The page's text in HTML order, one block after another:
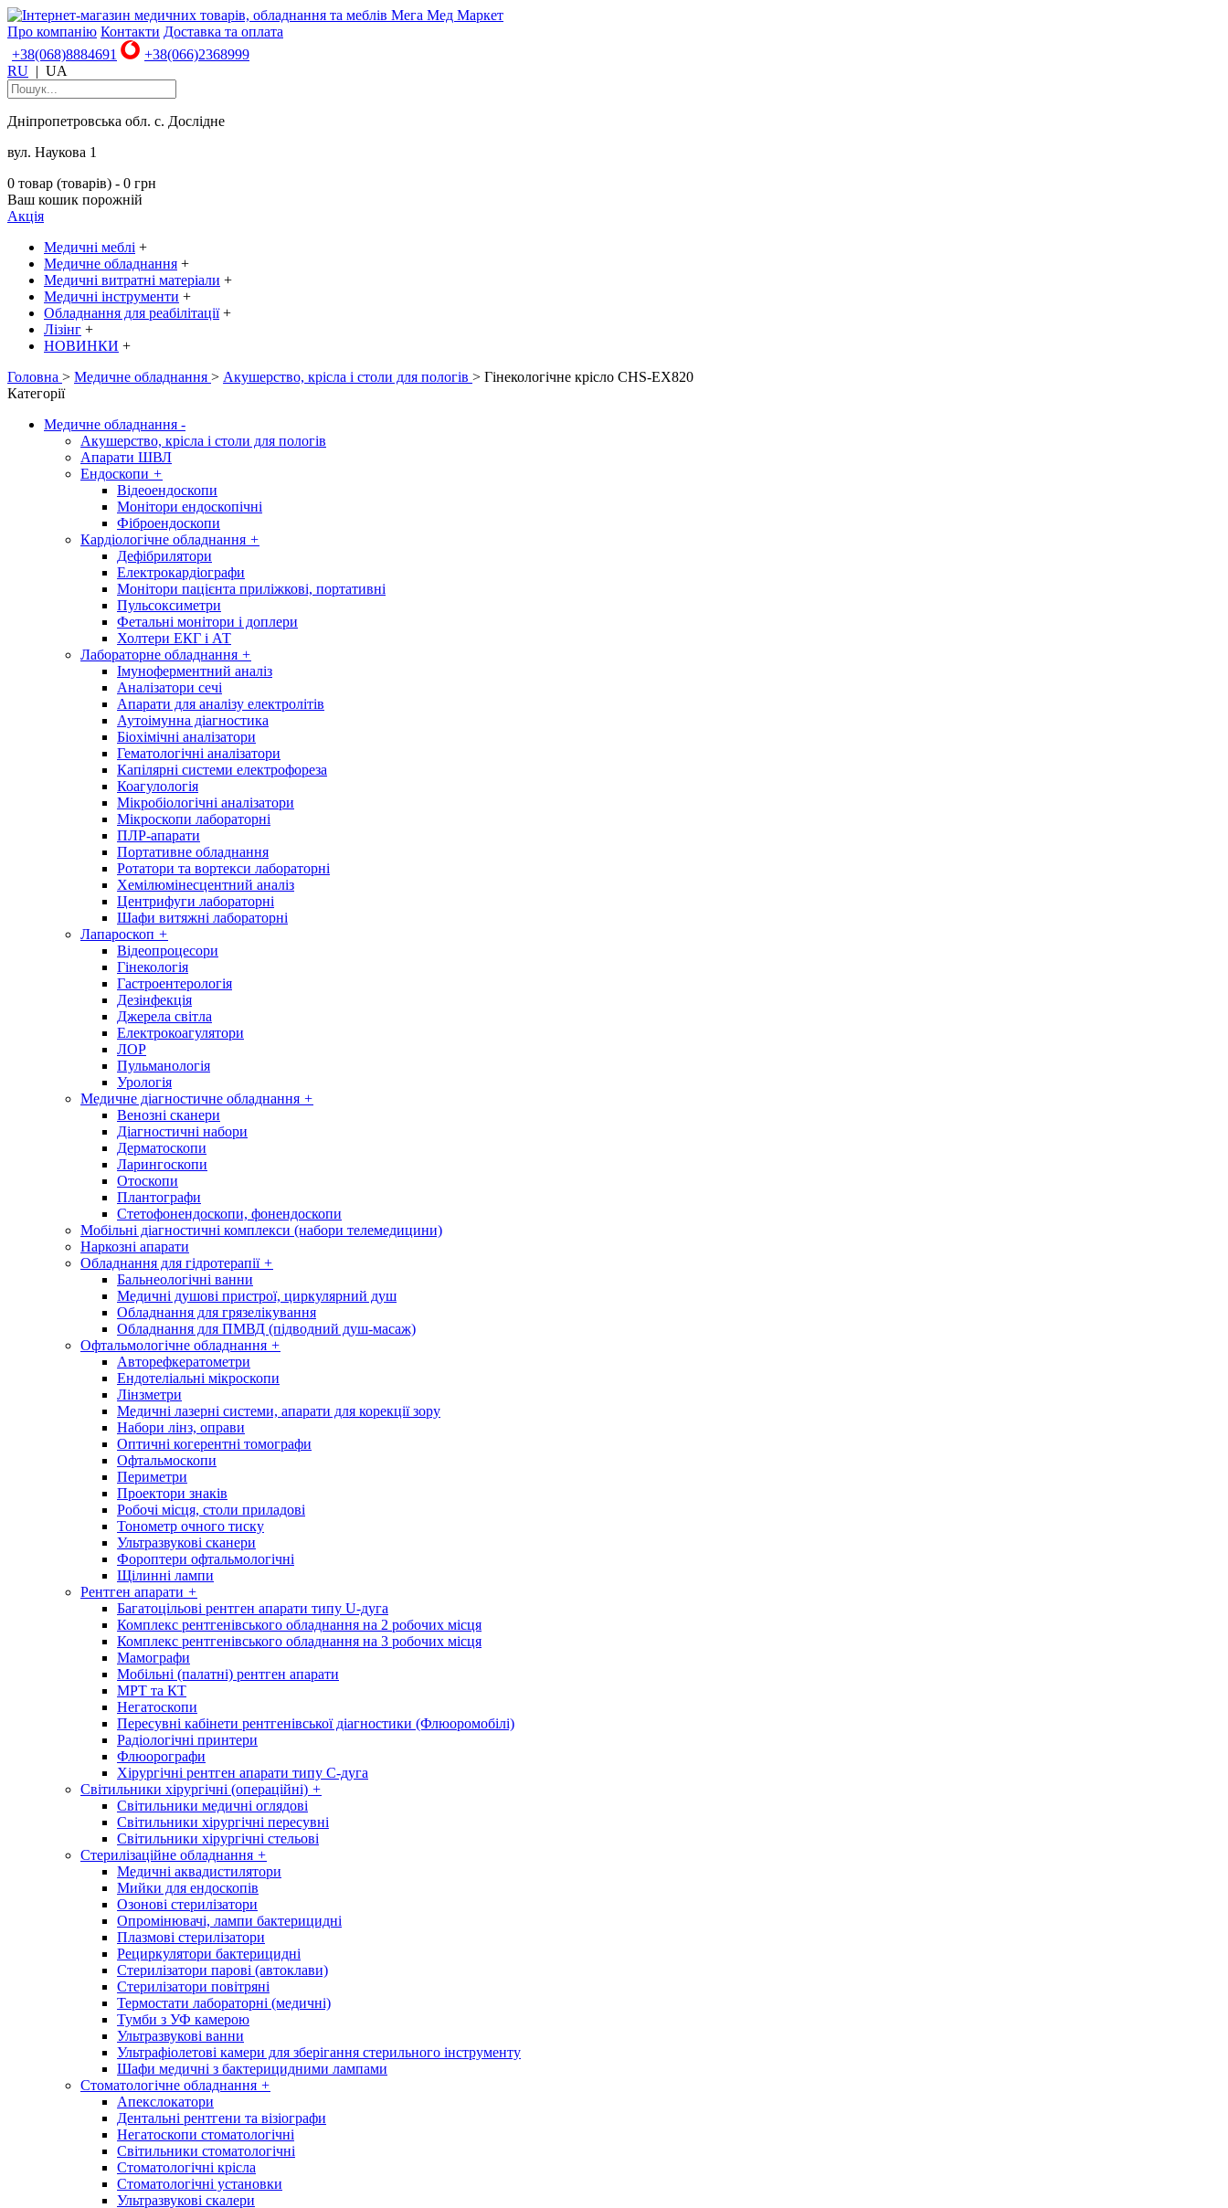
Про компанію Контакти Доставка та оплата
+38(068)8884691
+38(066)2368999
RU | UA
Дніпропетровська обл. с. Дослідне
вул. Наукова 1
0 товар (товарів) - 0 грн
Ваш кошик порожній
Акція
Медичні меблі +
Медичне обладнання +
Медичні витратні матеріали +
Медичні інструменти +
Обладнання для реабілітації +
Лізінг +
НОВИНКИ +
Головна > Медичне обладнання > Акушерство, крісла і столи для пологів > Гінекологічне крісло CHS-EX820
Категорії
Медичне обладнання -
Акушерство, крісла і столи для пологів
Апарати ШВЛ
Ендоскопи +
Відеоендоскопи
Монітори ендоскопічні
Фіброендоскопи
Кардіологічне обладнання +
Дефібрилятори
Електрокардіографи
Монітори пацієнта приліжкові, портативні
Пульсоксиметри
Фетальні монітори і доплери
Холтери ЕКГ і АТ
Лабораторне обладнання +
Імуноферментний аналіз
Аналізатори сечі
Апарати для аналізу електролітів
Аутоімунна діагностика
Біохімічні аналізатори
Гематологічні аналізатори
Капілярні системи електрофореза
Коагулологія
Мікробіологічні аналізатори
Мікроскопи лабораторні
ПЛР-апарати
Портативне обладнання
Ротатори та вортекси лабораторні
Хемілюмінесцентний аналіз
Центрифуги лабораторні
Шафи витяжні лабораторні
Лапароскоп +
Відеопроцесори
Гінекологія
Гастроентерологія
Дезінфекція
Джерела світла
Електрокоагулятори
ЛОР
Пульманологія
Урологія
Медичне діагностичне обладнання +
Венозні сканери
Діагностичні набори
Дерматоскопи
Ларингоскопи
Отоскопи
Плантографи
Стетофонендоскопи, фонендоскопи
Мобільні діагностичні комплекси (набори телемедицини)
Наркозні апарати
Обладнання для гідротерапії +
Бальнеологічні ванни
Медичні душові пристрої, циркулярний душ
Обладнання для грязелікування
Обладнання для ПМВД (підводний душ-масаж)
Офтальмологічне обладнання +
Авторефкератометри
Ендотеліальні мікроскопи
Лінзметри
Медичні лазерні системи, апарати для корекції зору
Набори лінз, оправи
Оптичні когерентні томографи
Офтальмоскопи
Периметри
Проектори знаків
Робочі місця, столи приладові
Тонометр очного тиску
Ультразвукові сканери
Фороптери офтальмологічні
Щілинні лампи
Рентген апарати +
Багатоцільові рентген апарати типу U-дуга
Комплекс рентгенівського обладнання на 2 робочих місця
Комплекс рентгенівського обладнання на 3 робочих місця
Мамографи
Мобільні (палатні) рентген апарати
МРТ та КТ
Негатоскопи
Пересувні кабінети рентгенівської діагностики (Флюоромобілі)
Радіологічні принтери
Флюорографи
Хірургічні рентген апарати типу С-дуга
Світильники хірургічні (операційні) +
Світильники медичні оглядові
Світильники хірургічні пересувні
Світильники хірургічні стельові
Стерилізаційне обладнання +
Медичні аквадистилятори
Мийки для ендоскопів
Озонові стерилізатори
Опромінювачі, лампи бактерицидні
Плазмові стерилізатори
Рециркулятори бактерицидні
Стерилізатори парові (автоклави)
Стерилізатори повітряні
Термостати лабораторні (медичні)
Тумби з УФ камерою
Ультразвукові ванни
Ультрафіолетові камери для зберігання стерильного інструменту
Шафи медичні з бактерицидними лампами
Стоматологічне обладнання +
Апекслокатори
Дентальні рентгени та візіографи
Негатоскопи стоматологічні
Світильники стоматологічні
Стоматологічні крісла
Стоматологічні установки
Ультразвукові скалери